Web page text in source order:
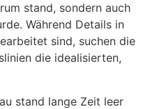
stand, sondern auch
Während Details in
sind, suchen die
die idealisierten,
stand lange Zeit leer